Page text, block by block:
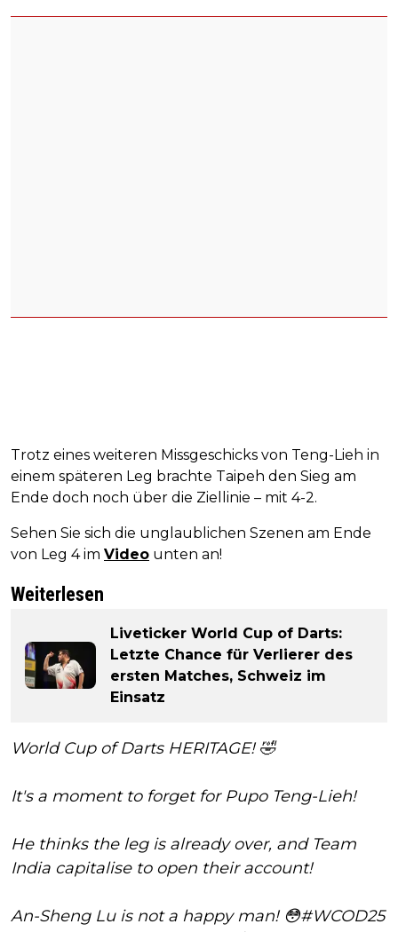
Trotz eines weiteren Missgeschicks von Teng-Lieh in
einem späteren Leg brachte Taipeh den Sieg am
Ende doch noch über die Ziellinie – mit 4-2.
Sehen Sie sich die unglaublichen Szenen am Ende
von Leg 4 im Video unten an!
Weiterlesen
Liveticker World Cup of Darts:
Letzte Chance für Verlierer des
ersten Matches, Schweiz im
Einsatz
World Cup of Darts HERITAGE! 🤣
It's a moment to forget for Pupo Teng-Lieh!
He thinks the leg is already over, and Team
India capitalise to open their account!
An-Sheng Lu is not a happy man! 😳#WCOD25